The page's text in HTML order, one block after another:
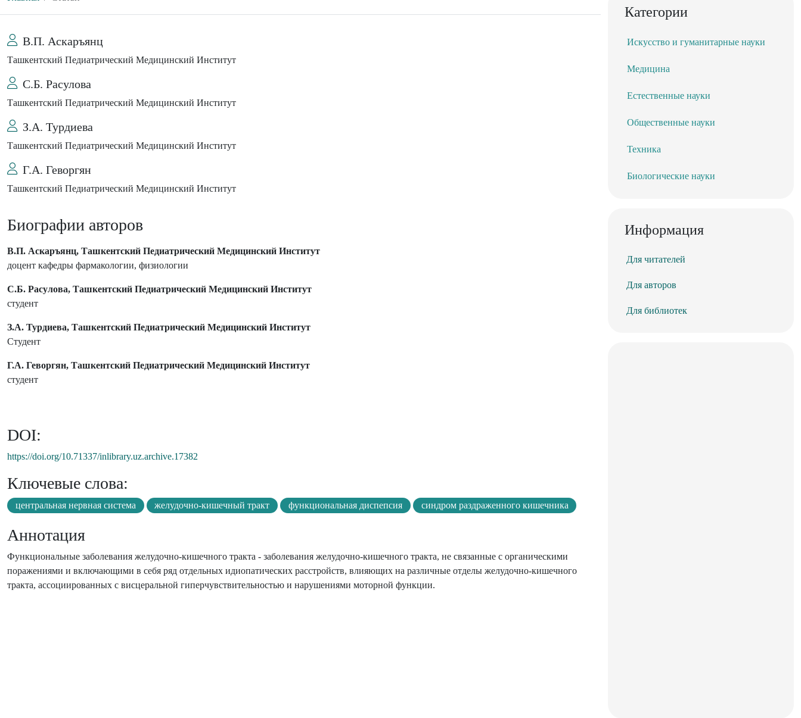
В.П. Аскаръянц
Ташкентский Педиатрический Медицинский Институт
С.Б. Расулова
Ташкентский Педиатрический Медицинский Институт
З.А. Турдиева
Ташкентский Педиатрический Медицинский Институт
Г.А. Геворгян
Ташкентский Педиатрический Медицинский Институт
Биографии авторов
В.П. Аскаръянц, Ташкентский Педиатрический Медицинский Институт
доцент кафедры фармакологии, физиологии
С.Б. Расулова, Ташкентский Педиатрический Медицинский Институт
студент
З.А. Турдиева, Ташкентский Педиатрический Медицинский Институт
Студент
Г.А. Геворгян, Ташкентский Педиатрический Медицинский Институт
студент
DOI:
https://doi.org/10.71337/inlibrary.uz.archive.17382
Ключевые слова:
центральная нервная система желудочно-кишечный тракт функциональная диспепсия синдром раздраженного кишечника
Аннотация
Функциональные заболевания желудочно-кишечного тракта - заболевания желудочно-кишечного тракта, не связанные с органическими
поражениями и включающими в себя ряд отдельных идиопатических расстройств, влияющих на различные отделы желудочно-кишечного
тракта, ассоциированных с висцеральной гиперчувствительностью и нарушениями моторной функции.
Категории
Искусство и гуманитарные науки
Медицина
Естественные науки
Общественные науки
Техника
Биологические науки
Информация
Для читателей
Для авторов
Для библиотек